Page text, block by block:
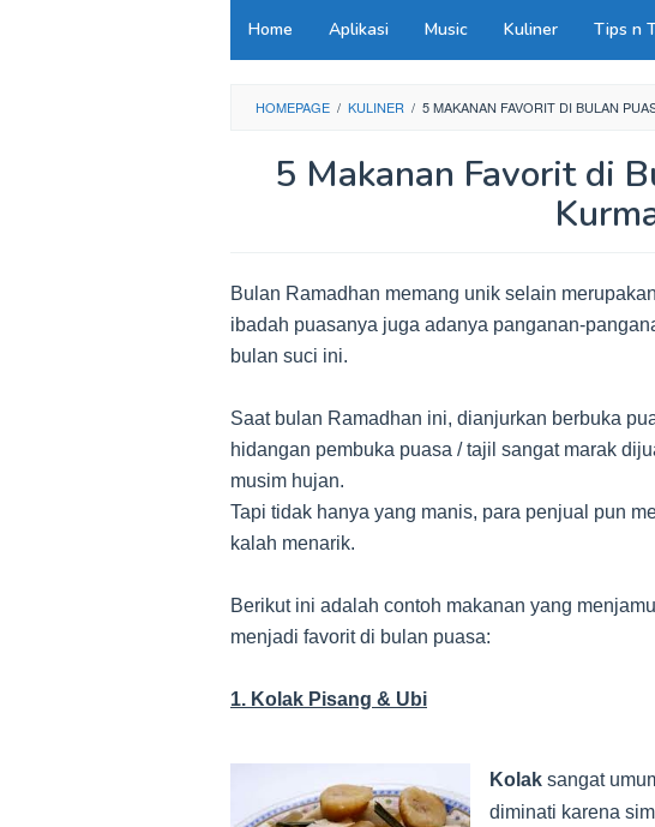
Home Aplikasi Music Kuliner Tips n
HOMEPAGE / KULINER / 5 MAKANAN FAVORIT DI BULAN
5 Makanan Favorit di
Bulan Ramadhan memang unik selain
ibadah puasanya juga adanya panganan-
bulan suci ini.
Saat bulan Ramadhan ini, dianjurkan berbuka
hidangan pembuka puasa / tajil sangat marak
musim hujan.
Tapi tidak hanya yang manis, para penjual pun
kalah menarik.
Berikut ini adalah contoh makanan yang
menjadi favorit di bulan puasa:
1. Kolak Pisang & Ubi
Kolak sangat
diminati karena